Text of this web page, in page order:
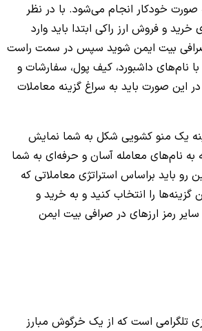
صورت خودکار انجام می‌شود. با در نظر
و فروش ارز راکی ابتدا باید وارد
صرافی بیت ایمن شوید سپس در سمت راست
نام‌های داشبورد، کیف پول، سفارشات و
این صورت باید به سراغ گزینه معاملات
یک منو کشویی شکل به شما نمایش
به نام‌های معامله آسان و حرفه‌ای به شما
باید براساس استراتژی معاملاتی که
گزینه‌ها را انتخاب کنید و به خرید و
رمز ارزهای در صرافی بیت ایمن
تلگرامی است که از یک خرگوش مبارز